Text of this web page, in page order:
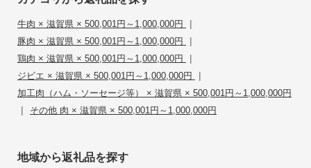
牛肉 × 滋賀県 × 500,001円～1,000,000円 |
豚肉 × 滋賀県 × 500,001円～1,000,000円 |
鶏肉 × 滋賀県 × 500,001円～1,000,000円 |
ジビエ × 滋賀県 × 500,001円～1,000,000円 |
加工肉（ハム・ソーセージ等） × 滋賀県 × 500,001円～1,000,000円
| その他 肉 × 滋賀県 × 500,001円～1,000,000円
地域から返礼品を探す